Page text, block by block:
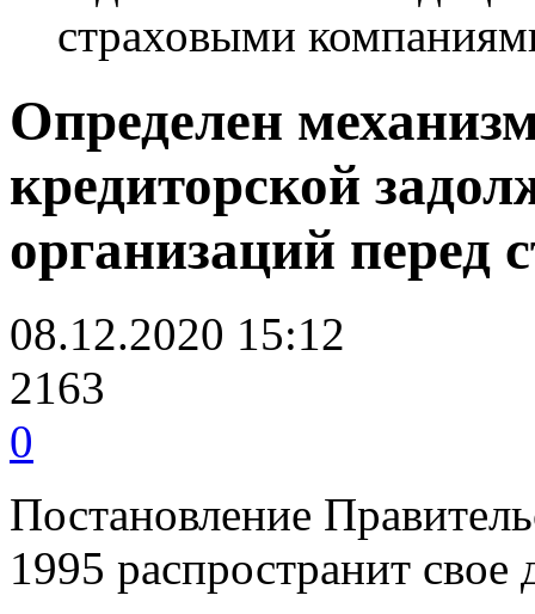
страховыми
Определен
кредиторской
организаций
08.12.2020 15:12
2163
0
Постановление
1995 распространит свое